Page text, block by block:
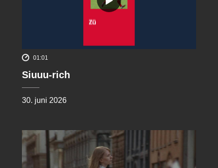
01:01
Siuuu-rich
30. juni 2026